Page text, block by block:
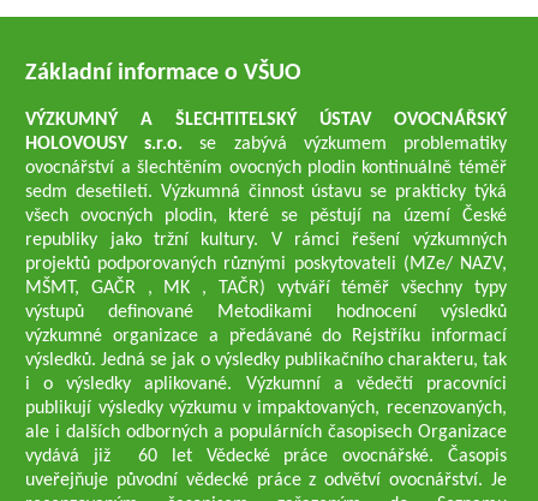
Základní informace o VŠUO
VÝZKUMNÝ A ŠLECHTITELSKÝ ÚSTAV OVOCNÁŘSKÝ
HOLOVOUSY s.r.o.se zabývá výzkumem problematiky
ovocnářství a šlechtěním ovocných plodin kontinuálně téměř
sedm desetiletí. Výzkumná činnost ústavu se prakticky týká
všech ovocných plodin, které se pěstují na území České
republiky jako tržní kultury. V rámci řešení výzkumných
projektů podporovaných různými poskytovateli (MZe/ NAZV,
MŠMT, GAČR , MK , TAČR) vytváří téměř všechny typy
výstupů definované Metodikami hodnocení výsledků
výzkumné organizace a předávané do Rejstříku informací
výsledků. Jedná se jak o výsledky publikačního charakteru, tak
i o výsledky aplikované. Výzkumní a vědečtí pracovníci
publikují výsledky výzkumu v impaktovaných, recenzovaných,
ale i dalších odborných a populárních časopisech Organizace
vydává již 60 let Vědecké práce ovocnářské. Časopis
uveřejňuje původní vědecké práce z odvětví ovocnářství. Je